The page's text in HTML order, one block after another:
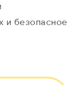
и безопасное